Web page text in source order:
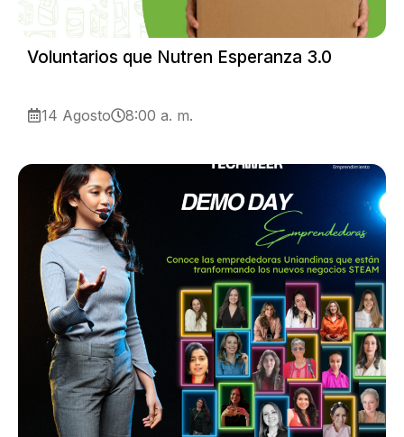
Voluntarios que Nutren Esperanza 3.0
14 Agosto 8:00 a. m.